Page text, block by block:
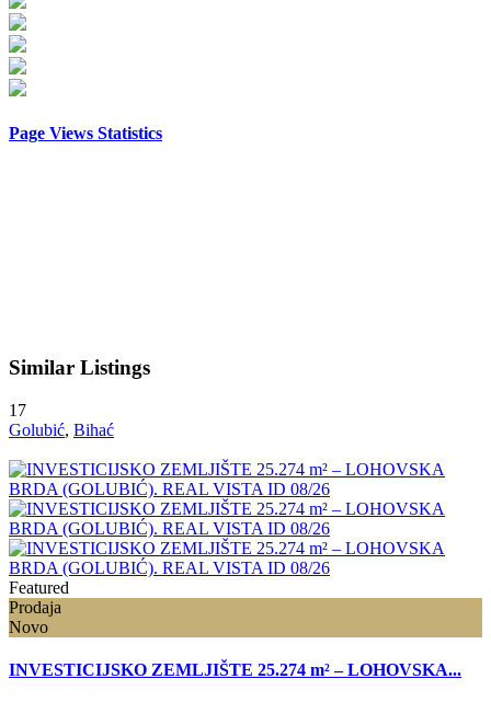
Page Views Statistics
Similar Listings
17
Golubić, Bihać
Featured
Prodaja
Novo
INVESTICIJSKO ZEMLJIŠTE 25.274 m² – LOHOVSKA...